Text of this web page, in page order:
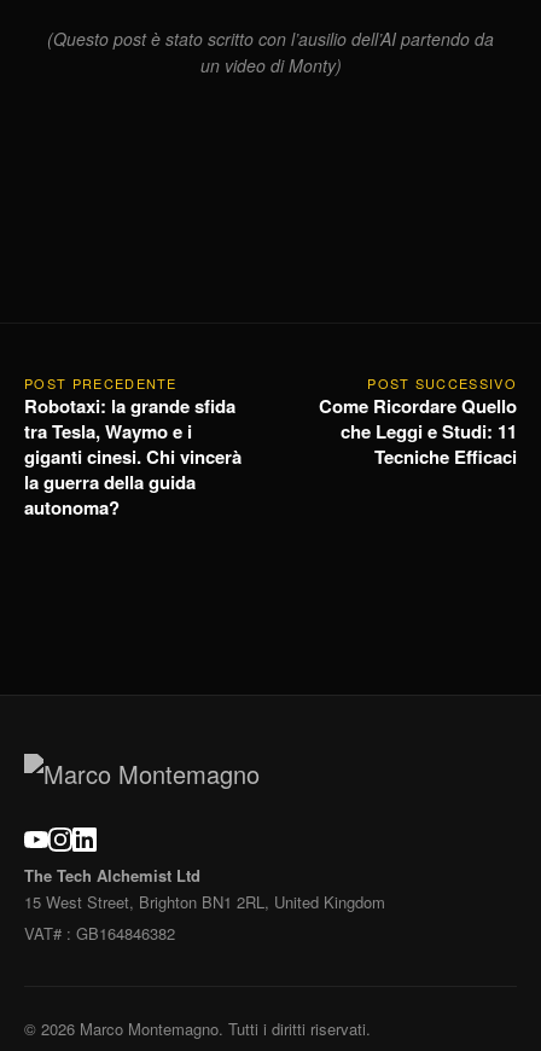
(Questo post è stato scritto con l’ausilio dell’AI partendo da
un video di Monty)
POST PRECEDENTE
Robotaxi: la grande sfida
tra Tesla, Waymo e i
giganti cinesi. Chi vincerà
la guerra della guida
autonoma?
POST SUCCESSIVO
Come Ricordare Quello
che Leggi e Studi: 11
Tecniche Efficaci
The Tech Alchemist Ltd
15 West Street, Brighton BN1 2RL, United Kingdom
VAT# : GB164846382
© 2026 Marco Montemagno. Tutti i diritti riservati.